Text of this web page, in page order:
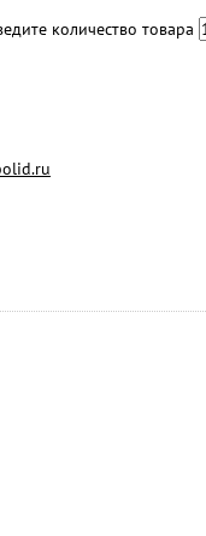
количество товара